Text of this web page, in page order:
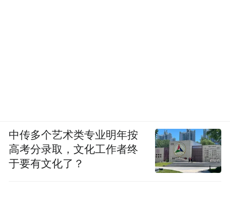
中传多个艺术类专业明年按
高考分录取，文化工作者终
于要有文化了？